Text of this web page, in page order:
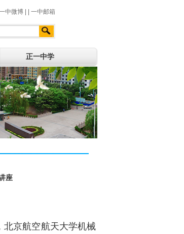
中微博 一中邮箱
正一中学
座
北京航空航天大学机械